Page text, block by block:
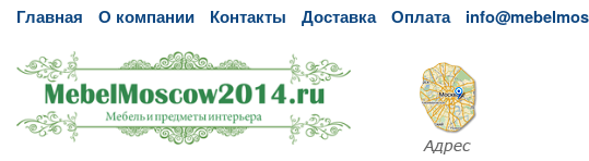
Главная О компании Контакты Доставка Оплата